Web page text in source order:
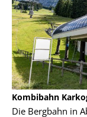
Kombibahn
Die Bergbahn in